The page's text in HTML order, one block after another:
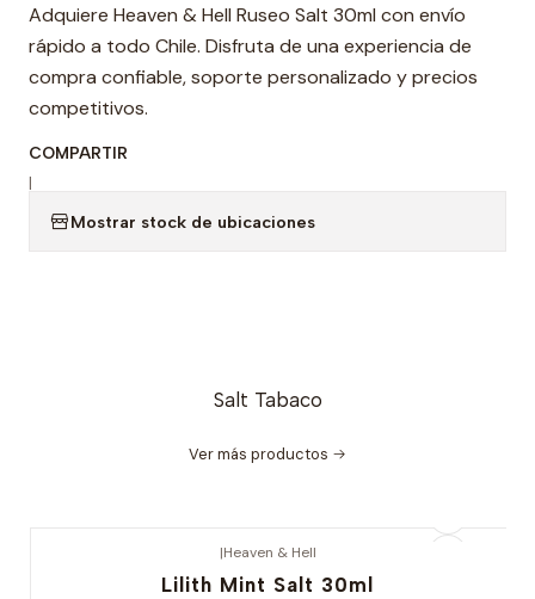
Adquiere Heaven & Hell Ruseo Salt 30ml con envío
rápido a todo Chile. Disfruta de una experiencia de
compra confiable, soporte personalizado y precios
competitivos.
COMPARTIR
|
Mostrar stock de ubicaciones
Salt Tabaco
Ver más productos
|Heaven & Hell
Lilith Mint Salt 30ml